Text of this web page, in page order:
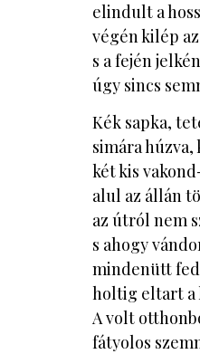
elindult a
végén kilép
s a fején
úgy sincs
Kék sapka,
simára
két kis
alul az állán
az útról nem
s ahogy
mindenütt
holtig eltart a
A volt
fátyolos